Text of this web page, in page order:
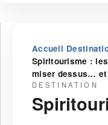
Accueil›
Spiritourisme :
miser dessus… et
DESTINATION